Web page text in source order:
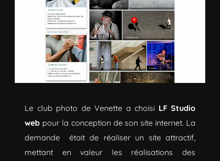
Le club photo de Venette a choisi LF Studio
web pour la conception de son site internet. La
demande était de réaliser un site attractif,
mettant en valeur les réalisations des